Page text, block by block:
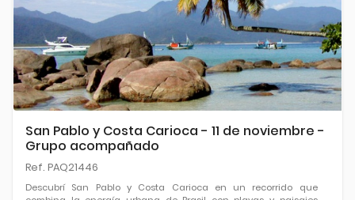
San Pablo y Costa Carioca - 11 de noviembre -
Grupo acompañado
Ref. PAQ21446
Descubrí San Pablo y Costa Carioca en un recorrido que